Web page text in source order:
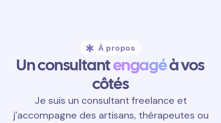
À propos
Un consultantengagéà vos
côtés
Je suis un consultant freelance et
j’accompagne des artisans, thérapeutes ou